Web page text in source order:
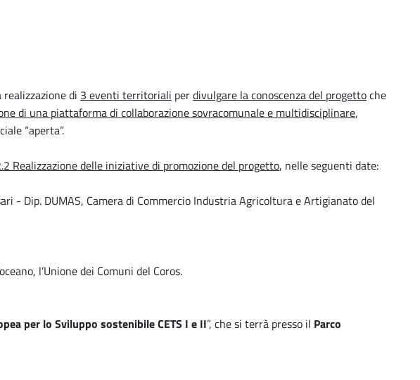
di 3 eventi territoriali perdivulgare la conoscenza del progettoche
di una piattaforma di collaborazione sovracomunale e multidisciplinare,
“aperta”.
Realizzazione delle iniziative di promozione del progetto, nelle seguenti date:
- Dip. DUMAS, Camera di Commercio Industria Agricoltura e Artigianato del
l’Unione dei Comuni del Coros.
per lo Sviluppo sostenibile CETS I e II”, che si terrà presso il Parco